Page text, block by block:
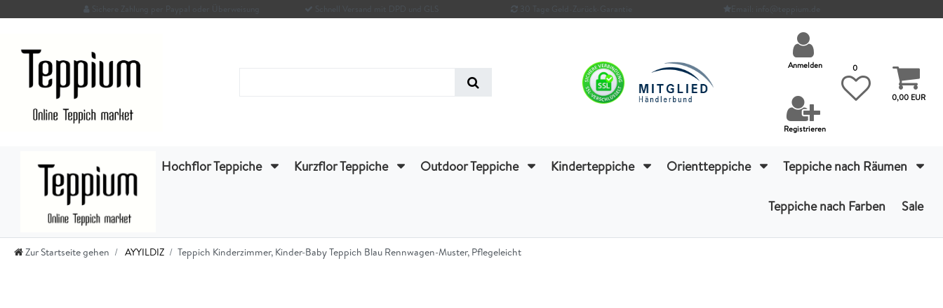
Sichere Zahlung per Paypal oder Überweisung Schnell Versand mit DPD und GLS 30 Tage Geld-Zurück-Garantie Email: info@teppium.de
Anmelden
Registrieren
0
0,00 EUR
Hochflor Teppiche Kurzflor Teppiche Outdoor Teppiche Kinderteppiche Orientteppiche Teppiche nach Räumen
Teppiche nach Farben Sale
Zur Startseite gehen AYYILDIZ Teppich Kinderzimmer, Kinder-Baby Teppich Blau Rennwagen-Muster, Pflegeleicht